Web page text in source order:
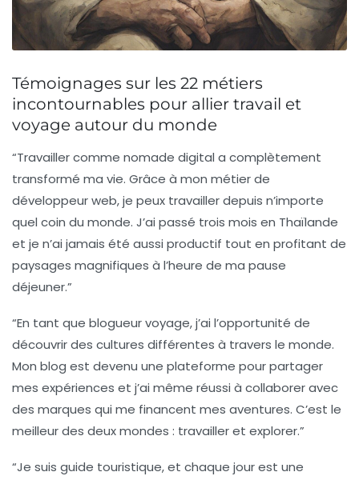
Témoignages sur les 22 métiers
incontournables pour allier travail et
voyage autour du monde
“Travailler comme nomade digital a complètement
transformé ma vie. Grâce à mon métier de
développeur web, je peux travailler depuis n’importe
quel coin du monde. J’ai passé trois mois en Thaïlande
et je n’ai jamais été aussi productif tout en profitant de
paysages magnifiques à l’heure de ma pause
déjeuner.”
“En tant que blogueur voyage, j’ai l’opportunité de
découvrir des cultures différentes à travers le monde.
Mon blog est devenu une plateforme pour partager
mes expériences et j’ai même réussi à collaborer avec
des marques qui me financent mes aventures. C’est le
meilleur des deux mondes : travailler et explorer.”
“Je suis guide touristique, et chaque jour est une